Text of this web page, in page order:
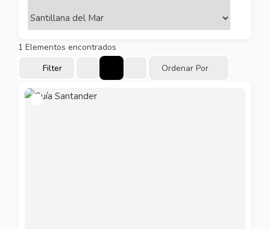
1 Elementos encontrados
Filter
Ordenar Por